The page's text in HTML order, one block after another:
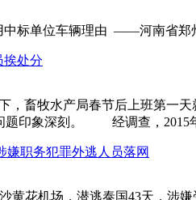
中标单位车辆理由 ——河南省
挨处分
畜牧水产局春节后上班第一
题印象深刻。 经调查，2015
嫌职务犯罪外逃人员落网
花机场，潜逃泰国43天，涉嫌